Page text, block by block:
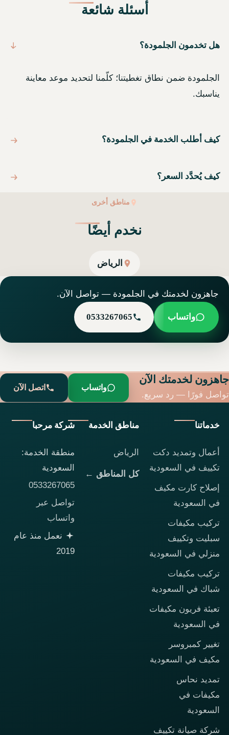
أسئلة شائعة
هل تخدمون الجلمودة؟
الجلمودة ضمن نطاق تغطيتنا؛ كلّمنا لتحديد موعد معاينة
يناسبك.
كيف أطلب الخدمة في الجلمودة؟
كيف يُحدَّد السعر؟
مناطق أخرى
نخدم أيضًا
الرياض
جاهزون لخدمتك في الجلمودة — تواصل الآن.
واتساب 0533267065
جاهزون لخدمتك الآن
تواصل فورًا — رد سريع.
واتساب اتصل الآن
خدماتنا
أعمال وتمديد دكت
تكييف في السعودية
إصلاح كارت مكيف
في السعودية
تركيب مكيفات
سبليت وتكييف
منزلي في السعودية
تركيب مكيفات
شباك في السعودية
تعبئة فريون مكيفات
في السعودية
تغيير كمبروسر
مكيف في السعودية
تمديد نحاس
مكيفات في
السعودية
شركة صيانة تكييف
مناطق الخدمة
الرياض
كل المناطق ←
شركة مرحبا
منطقة الخدمة:
السعودية
0533267065
تواصل عبر
واتساب
نعمل منذ عام
2019